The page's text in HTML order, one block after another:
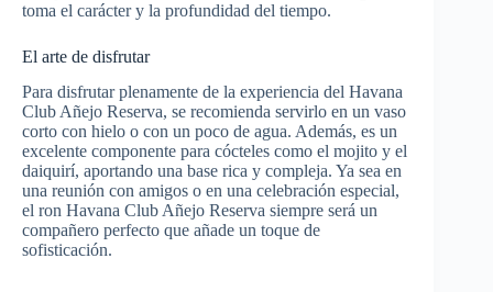
toma el carácter y la profundidad del tiempo.
El arte de disfrutar
Para disfrutar plenamente de la experiencia del Havana
Club Añejo Reserva, se recomienda servirlo en un vaso
corto con hielo o con un poco de agua. Además, es un
excelente componente para cócteles como el mojito y el
daiquirí, aportando una base rica y compleja. Ya sea en
una reunión con amigos o en una celebración especial,
el ron Havana Club Añejo Reserva siempre será un
compañero perfecto que añade un toque de
sofisticación.